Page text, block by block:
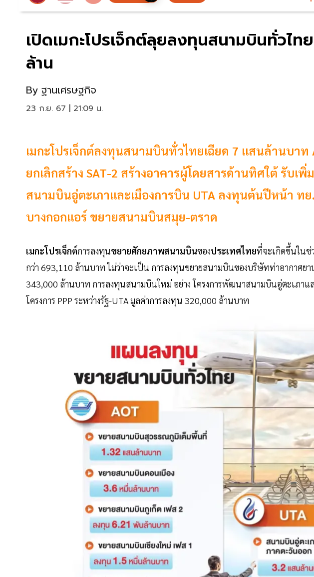
เปิดเมกะโปรเจ็กต์ลุยลงทุนสนามบินทั่วไ
ล้าน
By ฐานเศรษฐกิจ
23 ก.ย. 67 | 21:09 น.
เมกะโปรเจ็กต์ลงทุนสนามบินทั่วไทยเฉียด 7 แสนล้านบา
ยกเลิกสร้าง SAT-2 สร้างอาคารผู้โดยสารด้านทิศใต้ รับเ
สนามบินอู่ตะเภาและเมืองการบิน UTA ลงทุนต้นปีหน้า ท
บางกอกแอร์ ขยายสนามบินสมุย-ตราด
เมกะโปรเจ็กต์การลงทุนขยายศักยภาพสนามบินของประเทศไทยที่จะเกิดขึ้นในช่
กว่า 693,110 ล้านบาท ไม่ว่าจะเป็น การลงทุนขยายสนามบินของบริษัทท่าอากาศย
343,000 ล้านบาท การลงทุนสนามบินใหม่ อย่าง โครงการพัฒนาสนามบินอู่ตะเภา
โครงการ PPP ระหว่างรัฐ-UTA มูลค่าการลงทุน 320,000 ล้านบาท